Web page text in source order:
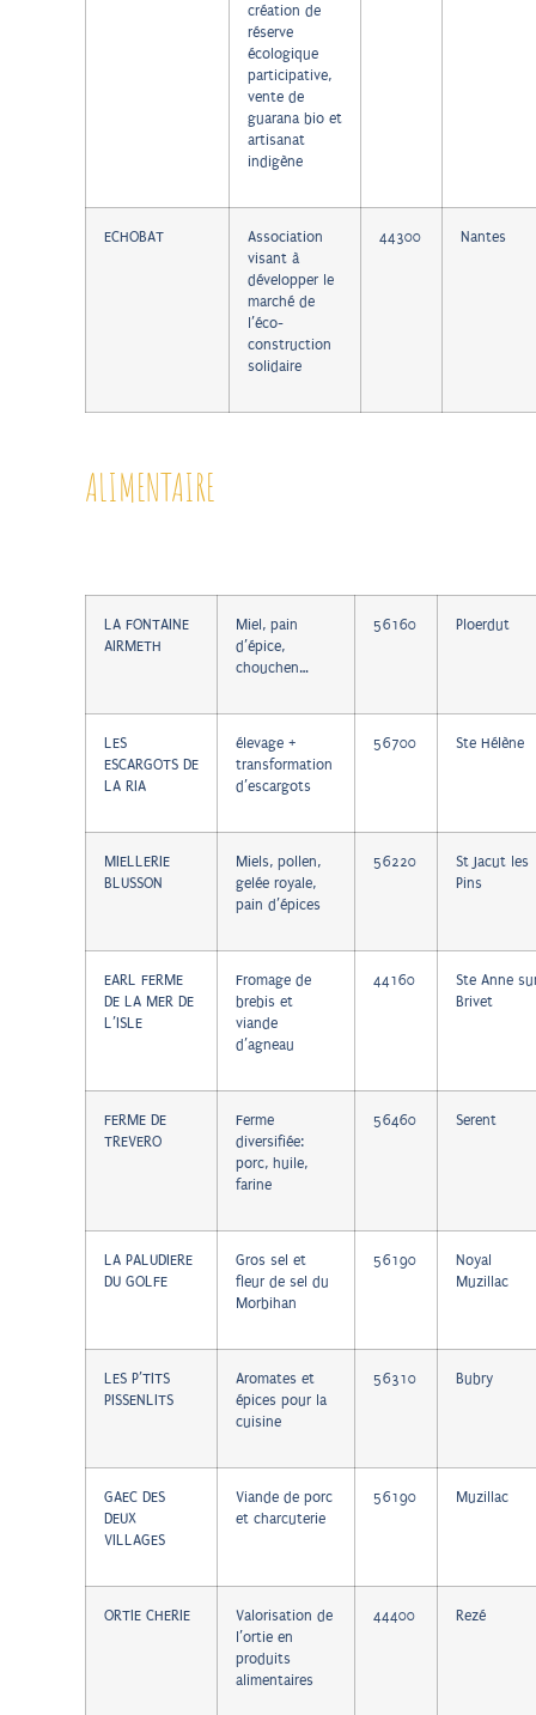
création de
réserve
écologique
participative,
vente de
guarana bio et
artisanat
indigène
ECHOBAT
Association
visant à
développer le
marché de
l’éco-
construction
solidaire
44300 Nantes
ALIMENTAIRE
LA FONTAINE
AIRMETH
Miel, pain
d’épice,
chouchen…
56160 Ploerdut
LES
ESCARGOTS DE
LA RIA
élevage +
transformation
d’escargots
56700 Ste Hélène
MIELLERIE
BLUSSON
Miels, pollen,
gelée royale,
pain d’épices
56220
St Jacut les
Pins
EARL FERME
DE LA MER DE
L’ISLE
Fromage de
brebis et
viande
d’agneau
44160
Ste Anne
Brivet
FERME DE
TREVERO
Ferme
diversifiée:
porc, huile,
farine
56460 Serent
LA PALUDIERE
DU GOLFE
Gros sel et
fleur de sel du
Morbihan
56190
Noyal
Muzillac
LES P’TITS
PISSENLITS
Aromates et
épices pour la
cuisine
56310 Bubry
GAEC DES
DEUX
VILLAGES
Viande de porc
et charcuterie
56190 Muzillac
ORTIE CHERIE
Valorisation de
l’ortie en
produits
alimentaires
44400 Rezé